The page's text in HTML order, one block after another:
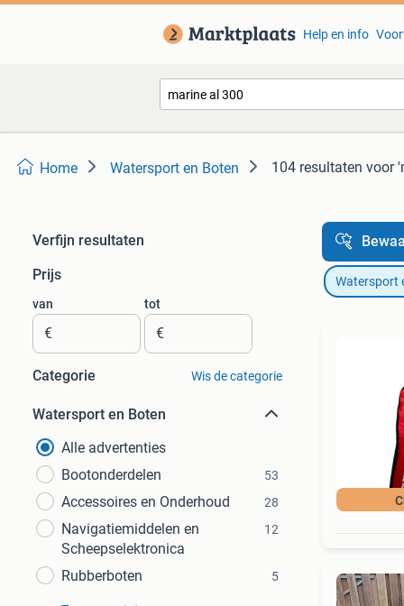
Help en info
Home Watersport en Boten 104 resultaten voor
Verfijn resultaten
Prijs
van
€
tot
€
Categorie Wis de categorie
Watersport en Boten
Alle advertenties
Bootonderdelen
53
Accessoires en Onderhoud 28
Navigatiemiddelen en
Scheepselektronica
12
Rubberboten 5
Watersport